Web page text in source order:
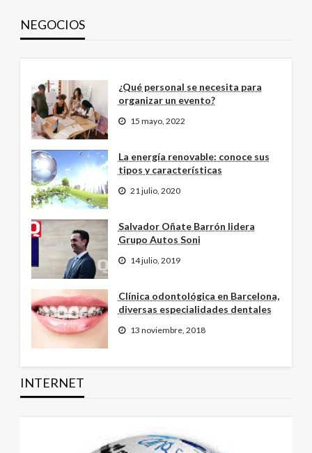
NEGOCIOS
¿Qué personal se necesita para
organizar un evento?
15 mayo, 2022
La energía renovable: conoce sus
tipos y características
21 julio, 2020
Salvador Oñate Barrón lidera
Grupo Autos Soni
14 julio, 2019
Clínica odontológica en Barcelona,
diversas especialidades dentales
13 noviembre, 2018
INTERNET